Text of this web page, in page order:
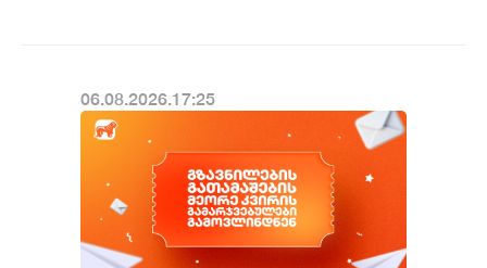
06.08.2026.17:25